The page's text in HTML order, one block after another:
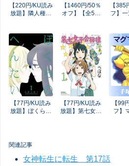
【220円/KU読み
放題】隣人種付
けなのに～ モザ
イク版 隣人種付
け モザイク版
(あいラビ(R))
【1460円/50％
オフ】【全5作
ョン ～あの娘と
結ぶスケベな契
約～ モザイク版
(あいラビ(R))
【
フ】一
った
母さ
った
(あい
【77円/KU読み
放題】ぼくらの
【77円/KU読み
放題】第七女子
【99
フ】
関連記事
女神転生に転生 第17話